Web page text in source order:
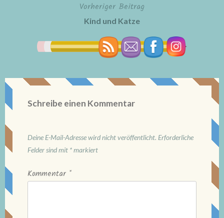
BeitragsnavigationVorheriger Beitrag
Kind und Katze
Schreibe einen Kommentar
Deine E-Mail-Adresse wird nicht veröffentlicht. Erforderliche
Felder sind mit *markiert
Kommentar *